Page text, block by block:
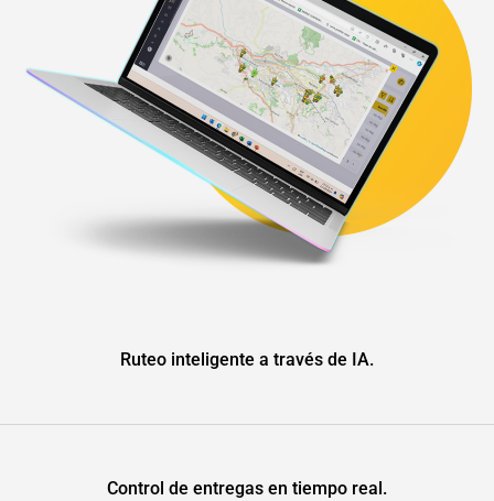
Ruteo inteligente a través de IA.
Control de entregas en tiempo real.